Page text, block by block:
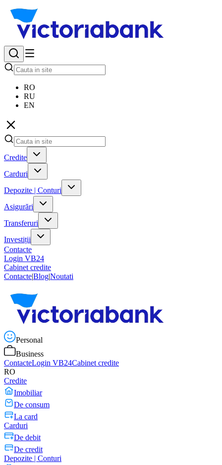
RO
RU
EN
Credite
Carduri
Depozite | Conturi
Asigurări
Transferuri
Investiții
Contacte
Login VB24
Cabinet credite
Contacte|Blog|Noutati
Personal
Business
ContacteLogin VB24Cabinet credite
RO
Credite
Imobiliar
De consum
La card
Carduri
De debit
De credit
Depozite | Conturi